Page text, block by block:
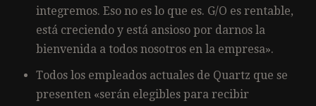
integremos. Eso no es lo que es. G/O es rentable,
está creciendo y está ansioso por darnos la
bienvenida a todos nosotros en la empresa».
Todos los empleados actuales de Quartz que se
presenten «serán elegibles para recibir